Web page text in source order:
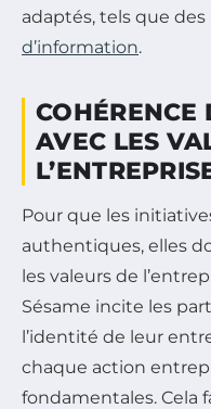
adaptés, tels que
d’information.
COHÉRENCE
AVEC LES
Pour que les
authentiques, elles
les valeurs de
Sésame incite les
l’identité de leur
chaque action
fondamentales. Cela